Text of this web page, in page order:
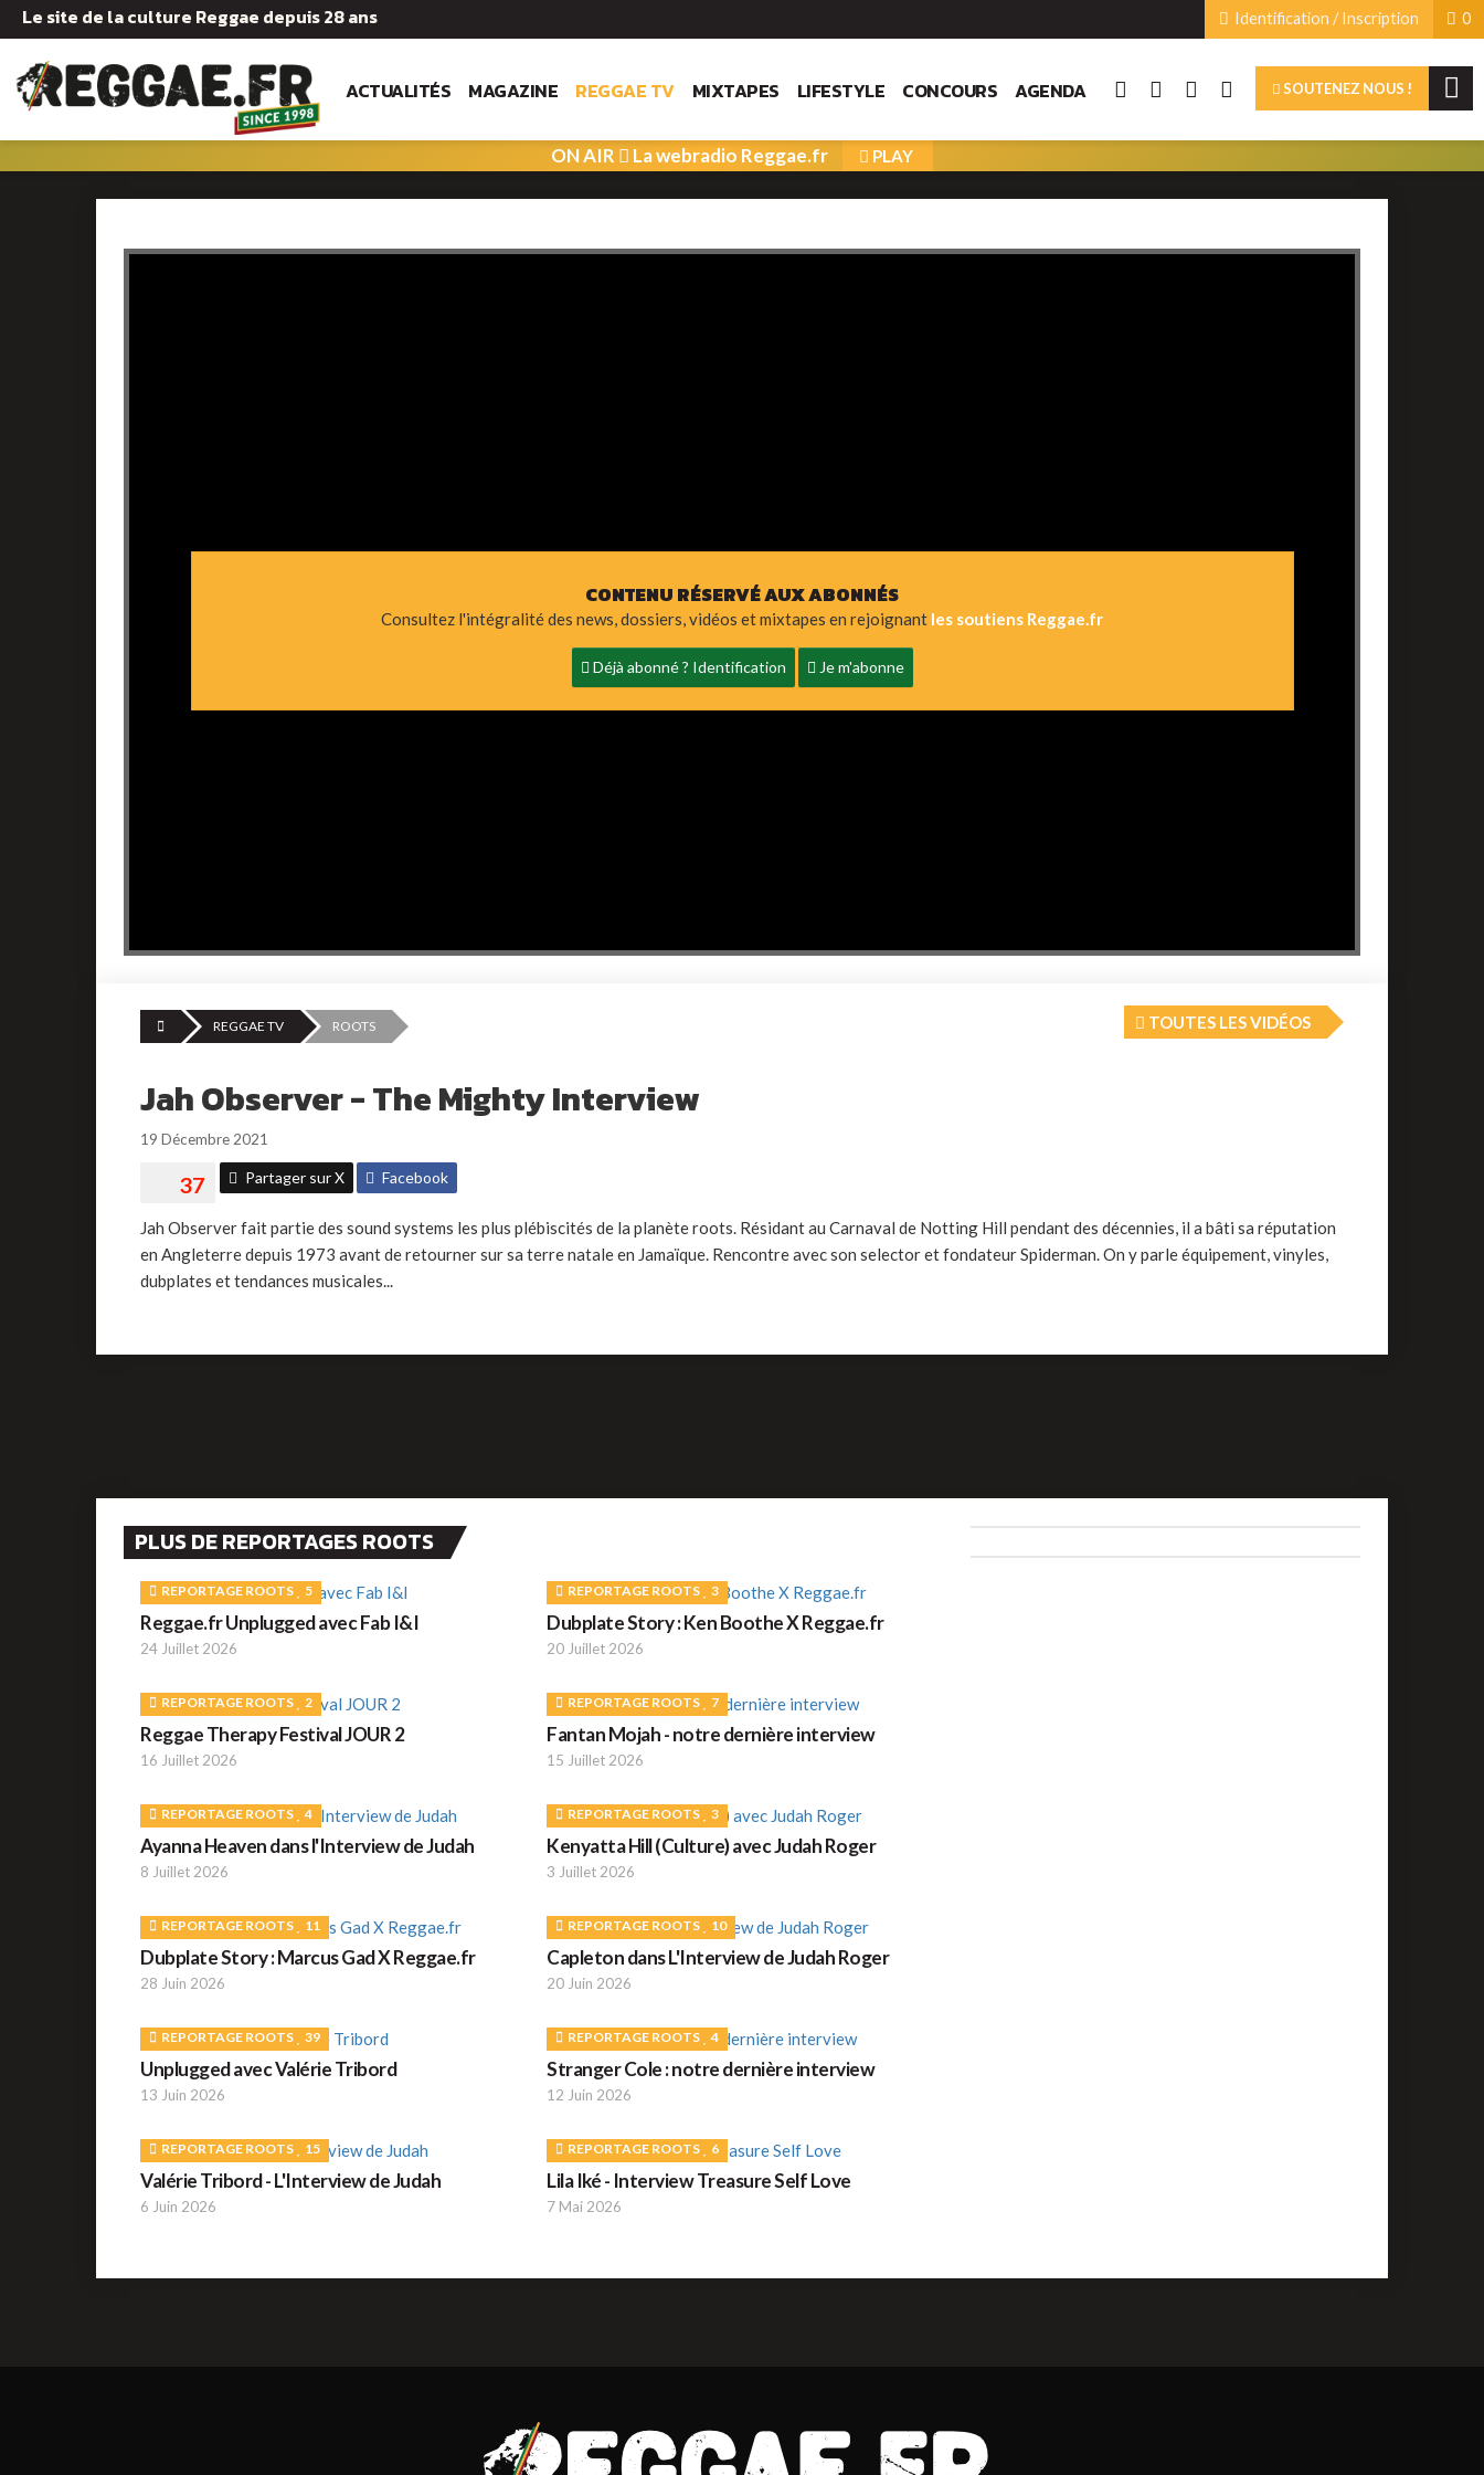
Le site de la culture Reggae depuis 28 ans 0
Identification / Inscription
ACTUALITÉS MAGAZINE REGGAE TV MIXTAPES LIFESTYLE CONCOURS AGENDA SOUTENEZ NOUS !
ON AIR La webradio Reggae.fr PLAY
CONTENU RÉSERVÉ AUX ABONNÉS
Consultez l'intégralité des news, dossiers, vidéos et mixtapes en rejoignant les soutiens Reggae.fr
Déjà abonné ? Identification Je m'abonne
REGGAE TV ROOTS TOUTES LES VIDÉOS
Jah Observer - The Mighty Interview
19 Décembre 2021
Partager sur X Facebook
Jah Observer fait partie des sound systems les plus plébiscités de la planète roots. Résidant au Carnaval de Notting Hill pendant des décennies, il a bâti sa réputation
en Angleterre depuis 1973 avant de retourner sur sa terre natale en Jamaïque. Rencontre avec son selector et fondateur Spiderman. On y parle équipement, vinyles,
dubplates et tendances musicales...
PLUS DE REPORTAGES ROOTS
REPORTAGE ROOTS 5
Reggae.fr Unplugged avec Fab I&I
24 Juillet 2026
REPORTAGE ROOTS 3
Dubplate Story : Ken Boothe X Reggae.fr
20 Juillet 2026
REPORTAGE ROOTS 2
Reggae Therapy Festival JOUR 2
16 Juillet 2026
REPORTAGE ROOTS 7
Fantan Mojah - notre dernière interview
15 Juillet 2026
REPORTAGE ROOTS 4
Ayanna Heaven dans l'Interview de Judah
8 Juillet 2026
REPORTAGE ROOTS 3
Kenyatta Hill (Culture) avec Judah Roger
3 Juillet 2026
REPORTAGE ROOTS 11
Dubplate Story : Marcus Gad X Reggae.fr
28 Juin 2026
REPORTAGE ROOTS 10
Capleton dans L'Interview de Judah Roger
20 Juin 2026
REPORTAGE ROOTS 39
Unplugged avec Valérie Tribord
13 Juin 2026
REPORTAGE ROOTS 4
Stranger Cole : notre dernière interview
12 Juin 2026
REPORTAGE ROOTS 15
Valérie Tribord - L'Interview de Judah
6 Juin 2026
REPORTAGE ROOTS 6
Lila Iké - Interview Treasure Self Love
7 Mai 2026